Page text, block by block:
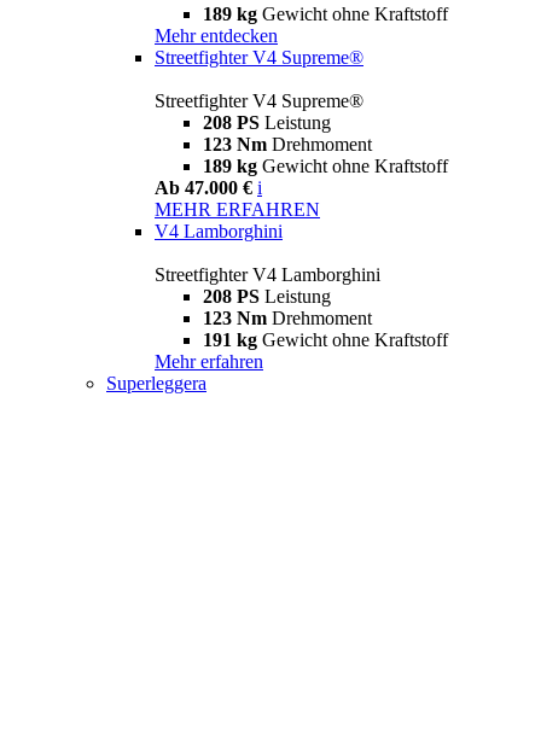
189 kg Gewicht ohne Kraftstoff
Mehr entdecken
Streetfighter V4 Supreme®
Streetfighter V4 Supreme®
208 PS Leistung
123 Nm Drehmoment
189 kg Gewicht ohne Kraftstoff
Ab 47.000 € i
MEHR ERFAHREN
V4 Lamborghini
Streetfighter V4 Lamborghini
208 PS Leistung
123 Nm Drehmoment
191 kg Gewicht ohne Kraftstoff
Mehr erfahren
Superleggera